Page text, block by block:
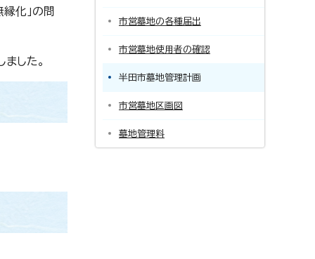
化」の問
した。
市営墓地の各種届出
市営墓地使用者の確認
半田市墓地管理計画
市営墓地区画図
墓地管理料